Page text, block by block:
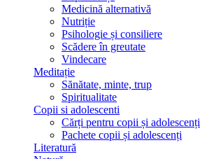
Medicină alternativă
Nutriție
Psihologie și consiliere
Scădere în greutate
Vindecare
Meditație
Sănătate, minte, trup
Spiritualitate
Copii si adolescenti
Cărți pentru copii și adolescenți
Pachete copii și adolescenți
Literatură